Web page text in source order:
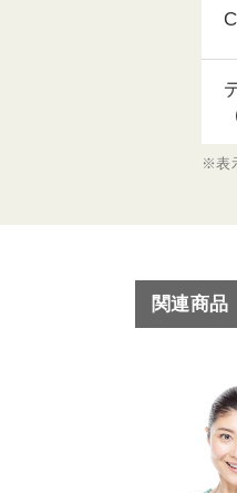
※表
関連商品